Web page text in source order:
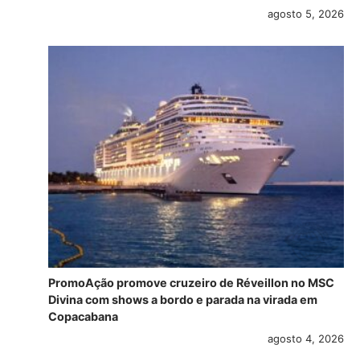
agosto 5, 2026
PromoAção promove cruzeiro de Réveillon no MSC
Divina com shows a bordo e parada na virada em
Copacabana
agosto 4, 2026